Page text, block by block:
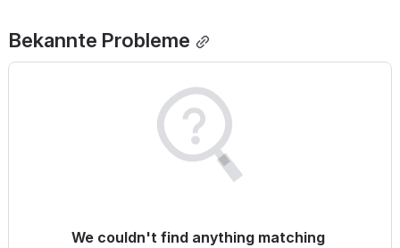
Bekannte Probleme
We couldn't find anything matching